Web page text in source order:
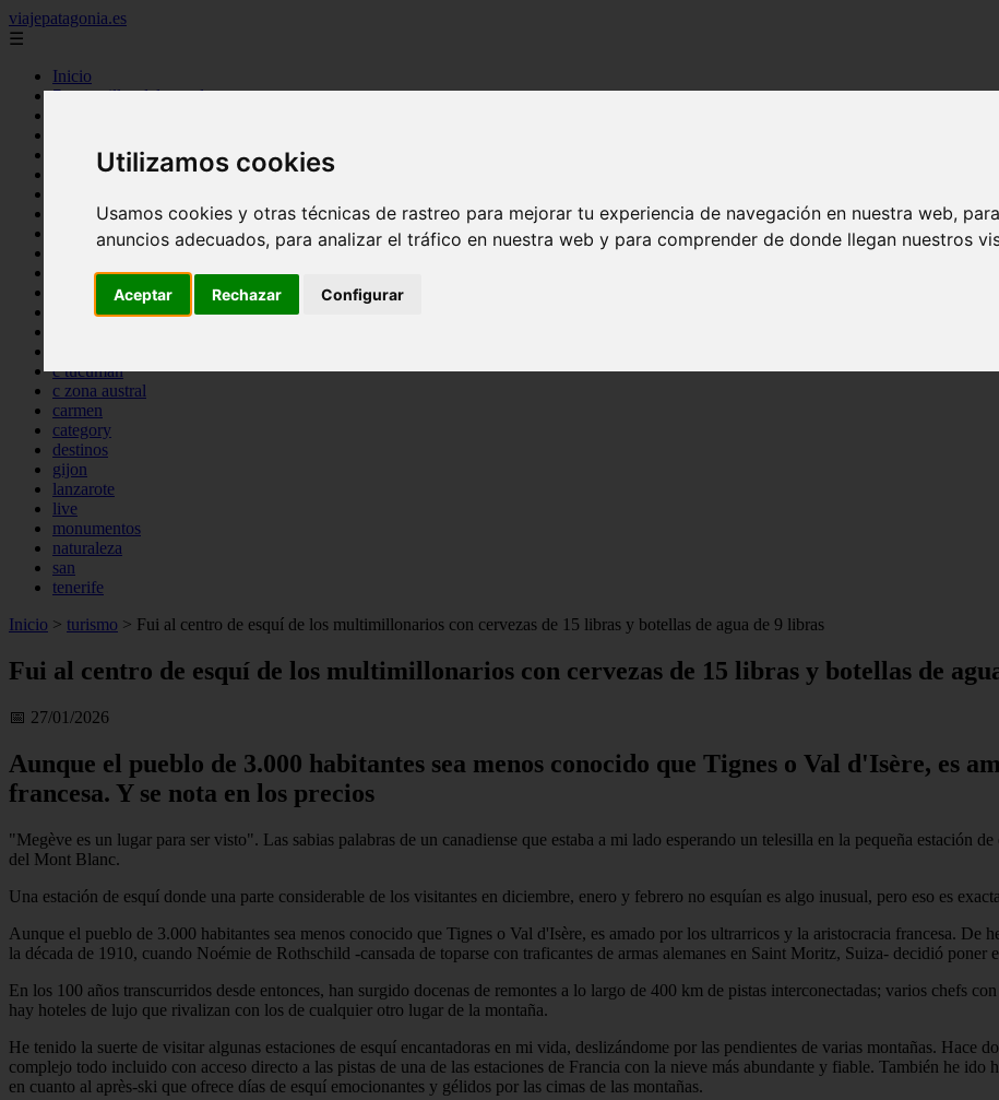
Utilizamos cookies
Usamos cookies y otras técnicas de rastreo para mejorar tu experiencia de navegación en nuestra web,
anuncios adecuados, para analizar el tráfico en nuestra web y para comprender de donde llegan nuestros
Aceptar Rechazar Configurar
viajepatagonia.es
☰
Inicio
7 maravillas del mundo
benidorm
c buenos aires
c entre rios
c generalidades del pais
c mendoza
c neuquen
c provincias
c rio negro
c tucuman
c zona austral
carmen
category
destinos
gijon
lanzarote
live
monumentos
naturaleza
san
tenerife
Inicio > turismo > Fui al centro de esquí de los multimillonarios con cervezas de 15 libras y botellas de agua de 9 libras
Fui al centro de esquí de los multimillonarios con cervezas de 15 libras y botellas de
📅 27/01/2026
Aunque el pueblo de 3.000 habitantes sea menos conocido que Tignes o Val d'Isère, es
francesa. Y se nota en los precios
"Megève es un lugar para ser visto". Las sabias palabras de un canadiense que estaba a mi lado esperando un telesilla en la pequeña estación
del Mont Blanc.
Una estación de esquí donde una parte considerable de los visitantes en diciembre, enero y febrero no esquían es algo inusual, pero eso es
Aunque el pueblo de 3.000 habitantes sea menos conocido que Tignes o Val d'Isère, es amado por los ultrarricos y la aristocracia francesa. De
la década de 1910, cuando Noémie de Rothschild -cansada de toparse con traficantes de armas alemanes en Saint Moritz, Suiza- decidió poner
En los 100 años transcurridos desde entonces, han surgido docenas de remontes a lo largo de 400 km de pistas interconectadas; varios chefs
hay hoteles de lujo que rivalizan con los de cualquier otro lugar de la montaña.
He tenido la suerte de visitar algunas estaciones de esquí encantadoras en mi vida, deslizándome por las pendientes de varias montañas. Hace
complejo todo incluido con acceso directo a las pistas de una de las estaciones de Francia con la nieve más abundante y fiable. También he ido
en cuanto al après-ski que ofrece días de esquí emocionantes y gélidos por las cimas de las montañas.